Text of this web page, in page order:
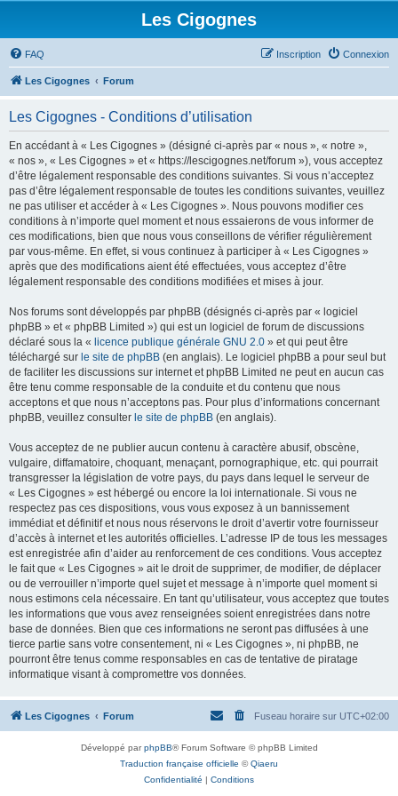
Les Cigognes
FAQ Connexion
Inscription
Les Cigognes Forum
Les Cigognes - Conditions d’utilisation
En accédant à « Les Cigognes » (désigné ci-après par « nous », « notre »,
« nos », « Les Cigognes » et « https://lescigognes.net/forum »), vous acceptez
d’être légalement responsable des conditions suivantes. Si vous n’acceptez
pas d’être légalement responsable de toutes les conditions suivantes, veuillez
ne pas utiliser et accéder à « Les Cigognes ». Nous pouvons modifier ces
conditions à n’importe quel moment et nous essaierons de vous informer de
ces modifications, bien que nous vous conseillons de vérifier régulièrement
par vous-même. En effet, si vous continuez à participer à « Les Cigognes »
après que des modifications aient été effectuées, vous acceptez d’être
légalement responsable des conditions modifiées et mises à jour.
Nos forums sont développés par phpBB (désignés ci-après par « logiciel
phpBB » et « phpBB Limited ») qui est un logiciel de forum de discussions
déclaré sous la « licence publique générale GNU 2.0 » et qui peut être
téléchargé sur le site de phpBB (en anglais). Le logiciel phpBB a pour seul but
de faciliter les discussions sur internet et phpBB Limited ne peut en aucun cas
être tenu comme responsable de la conduite et du contenu que nous
acceptons et que nous n’acceptons pas. Pour plus d’informations concernant
phpBB, veuillez consulter le site de phpBB (en anglais).
Vous acceptez de ne publier aucun contenu à caractère abusif, obscène,
vulgaire, diffamatoire, choquant, menaçant, pornographique, etc. qui pourrait
transgresser la législation de votre pays, du pays dans lequel le serveur de
« Les Cigognes » est hébergé ou encore la loi internationale. Si vous ne
respectez pas ces dispositions, vous vous exposez à un bannissement
immédiat et définitif et nous nous réservons le droit d’avertir votre fournisseur
d’accès à internet et les autorités officielles. L’adresse IP de tous les messages
est enregistrée afin d’aider au renforcement de ces conditions. Vous acceptez
le fait que « Les Cigognes » ait le droit de supprimer, de modifier, de déplacer
ou de verrouiller n’importe quel sujet et message à n’importe quel moment si
nous estimons cela nécessaire. En tant qu’utilisateur, vous acceptez que toutes
les informations que vous avez renseignées soient enregistrées dans notre
base de données. Bien que ces informations ne seront pas diffusées à une
tierce partie sans votre consentement, ni « Les Cigognes », ni phpBB, ne
pourront être tenus comme responsables en cas de tentative de piratage
informatique visant à compromettre vos données.
Les Cigognes Forum Fuseau horaire sur UTC+02:00
Développé parphpBB® Forum Software © phpBB Limited
Traduction française officielle ©Qiaeru
Confidentialité | Conditions